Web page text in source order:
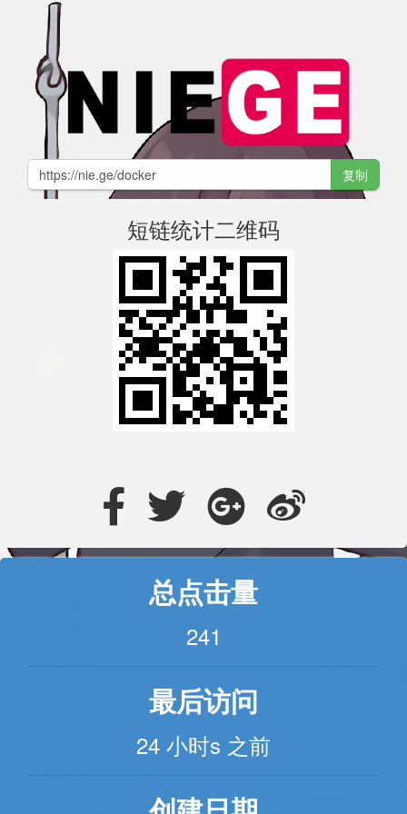
复制
短链统计二维码
总点击量
241
最后访问
24 小时s 之前